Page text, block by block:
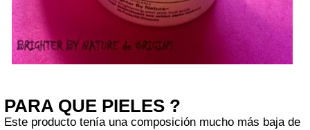
PARA QUE PIELES ?
Este producto tenía una composición mucho más baja de